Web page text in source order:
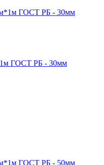
ГОСТ РБ - 30мм